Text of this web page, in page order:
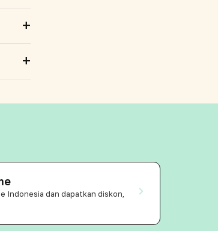
+
+
Indonesia dan dapatkan diskon,